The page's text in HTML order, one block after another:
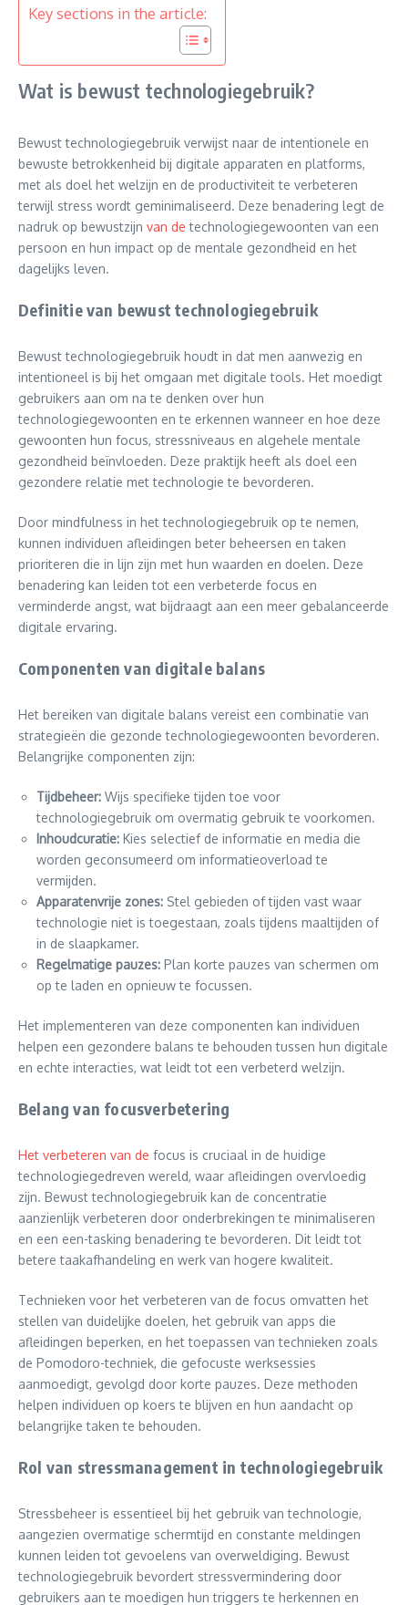
Key sections in the article:
Wat is bewust technologiegebruik?
Bewust technologiegebruik verwijst naar de intentionele en
bewuste betrokkenheid bij digitale apparaten en platforms,
met als doel het welzijn en de productiviteit te verbeteren
terwijl stress wordt geminimaliseerd. Deze benadering legt de
nadruk op bewustzijn van de technologiegewoonten van een
persoon en hun impact op de mentale gezondheid en het
dagelijks leven.
Definitie van bewust technologiegebruik
Bewust technologiegebruik houdt in dat men aanwezig en
intentioneel is bij het omgaan met digitale tools. Het moedigt
gebruikers aan om na te denken over hun
technologiegewoonten en te erkennen wanneer en hoe deze
gewoonten hun focus, stressniveaus en algehele mentale
gezondheid beïnvloeden. Deze praktijk heeft als doel een
gezondere relatie met technologie te bevorderen.
Door mindfulness in het technologiegebruik op te nemen,
kunnen individuen afleidingen beter beheersen en taken
prioriteren die in lijn zijn met hun waarden en doelen. Deze
benadering kan leiden tot een verbeterde focus en
verminderde angst, wat bijdraagt aan een meer gebalanceerde
digitale ervaring.
Componenten van digitale balans
Het bereiken van digitale balans vereist een combinatie van
strategieën die gezonde technologiegewoonten bevorderen.
Belangrijke componenten zijn:
Tijdbeheer: Wijs specifieke tijden toe voor
technologiegebruik om overmatig gebruik te voorkomen.
Inhoudcuratie: Kies selectief de informatie en media die
worden geconsumeerd om informatieoverload te
vermijden.
Apparatenvrije zones: Stel gebieden of tijden vast waar
technologie niet is toegestaan, zoals tijdens maaltijden of
in de slaapkamer.
Regelmatige pauzes: Plan korte pauzes van schermen om
op te laden en opnieuw te focussen.
Het implementeren van deze componenten kan individuen
helpen een gezondere balans te behouden tussen hun digitale
en echte interacties, wat leidt tot een verbeterd welzijn.
Belang van focusverbetering
Het verbeteren van de focus is cruciaal in de huidige
technologiegedreven wereld, waar afleidingen overvloedig
zijn. Bewust technologiegebruik kan de concentratie
aanzienlijk verbeteren door onderbrekingen te minimaliseren
en een een-tasking benadering te bevorderen. Dit leidt tot
betere taakafhandeling en werk van hogere kwaliteit.
Technieken voor het verbeteren van de focus omvatten het
stellen van duidelijke doelen, het gebruik van apps die
afleidingen beperken, en het toepassen van technieken zoals
de Pomodoro-techniek, die gefocuste werksessies
aanmoedigt, gevolgd door korte pauzes. Deze methoden
helpen individuen op koers te blijven en hun aandacht op
belangrijke taken te behouden.
Rol van stressmanagement in technologiegebruik
Stressbeheer is essentieel bij het gebruik van technologie,
aangezien overmatige schermtijd en constante meldingen
kunnen leiden tot gevoelens van overweldiging. Bewust
technologiegebruik bevordert stressvermindering door
gebruikers aan te moedigen hun triggers te herkennen en